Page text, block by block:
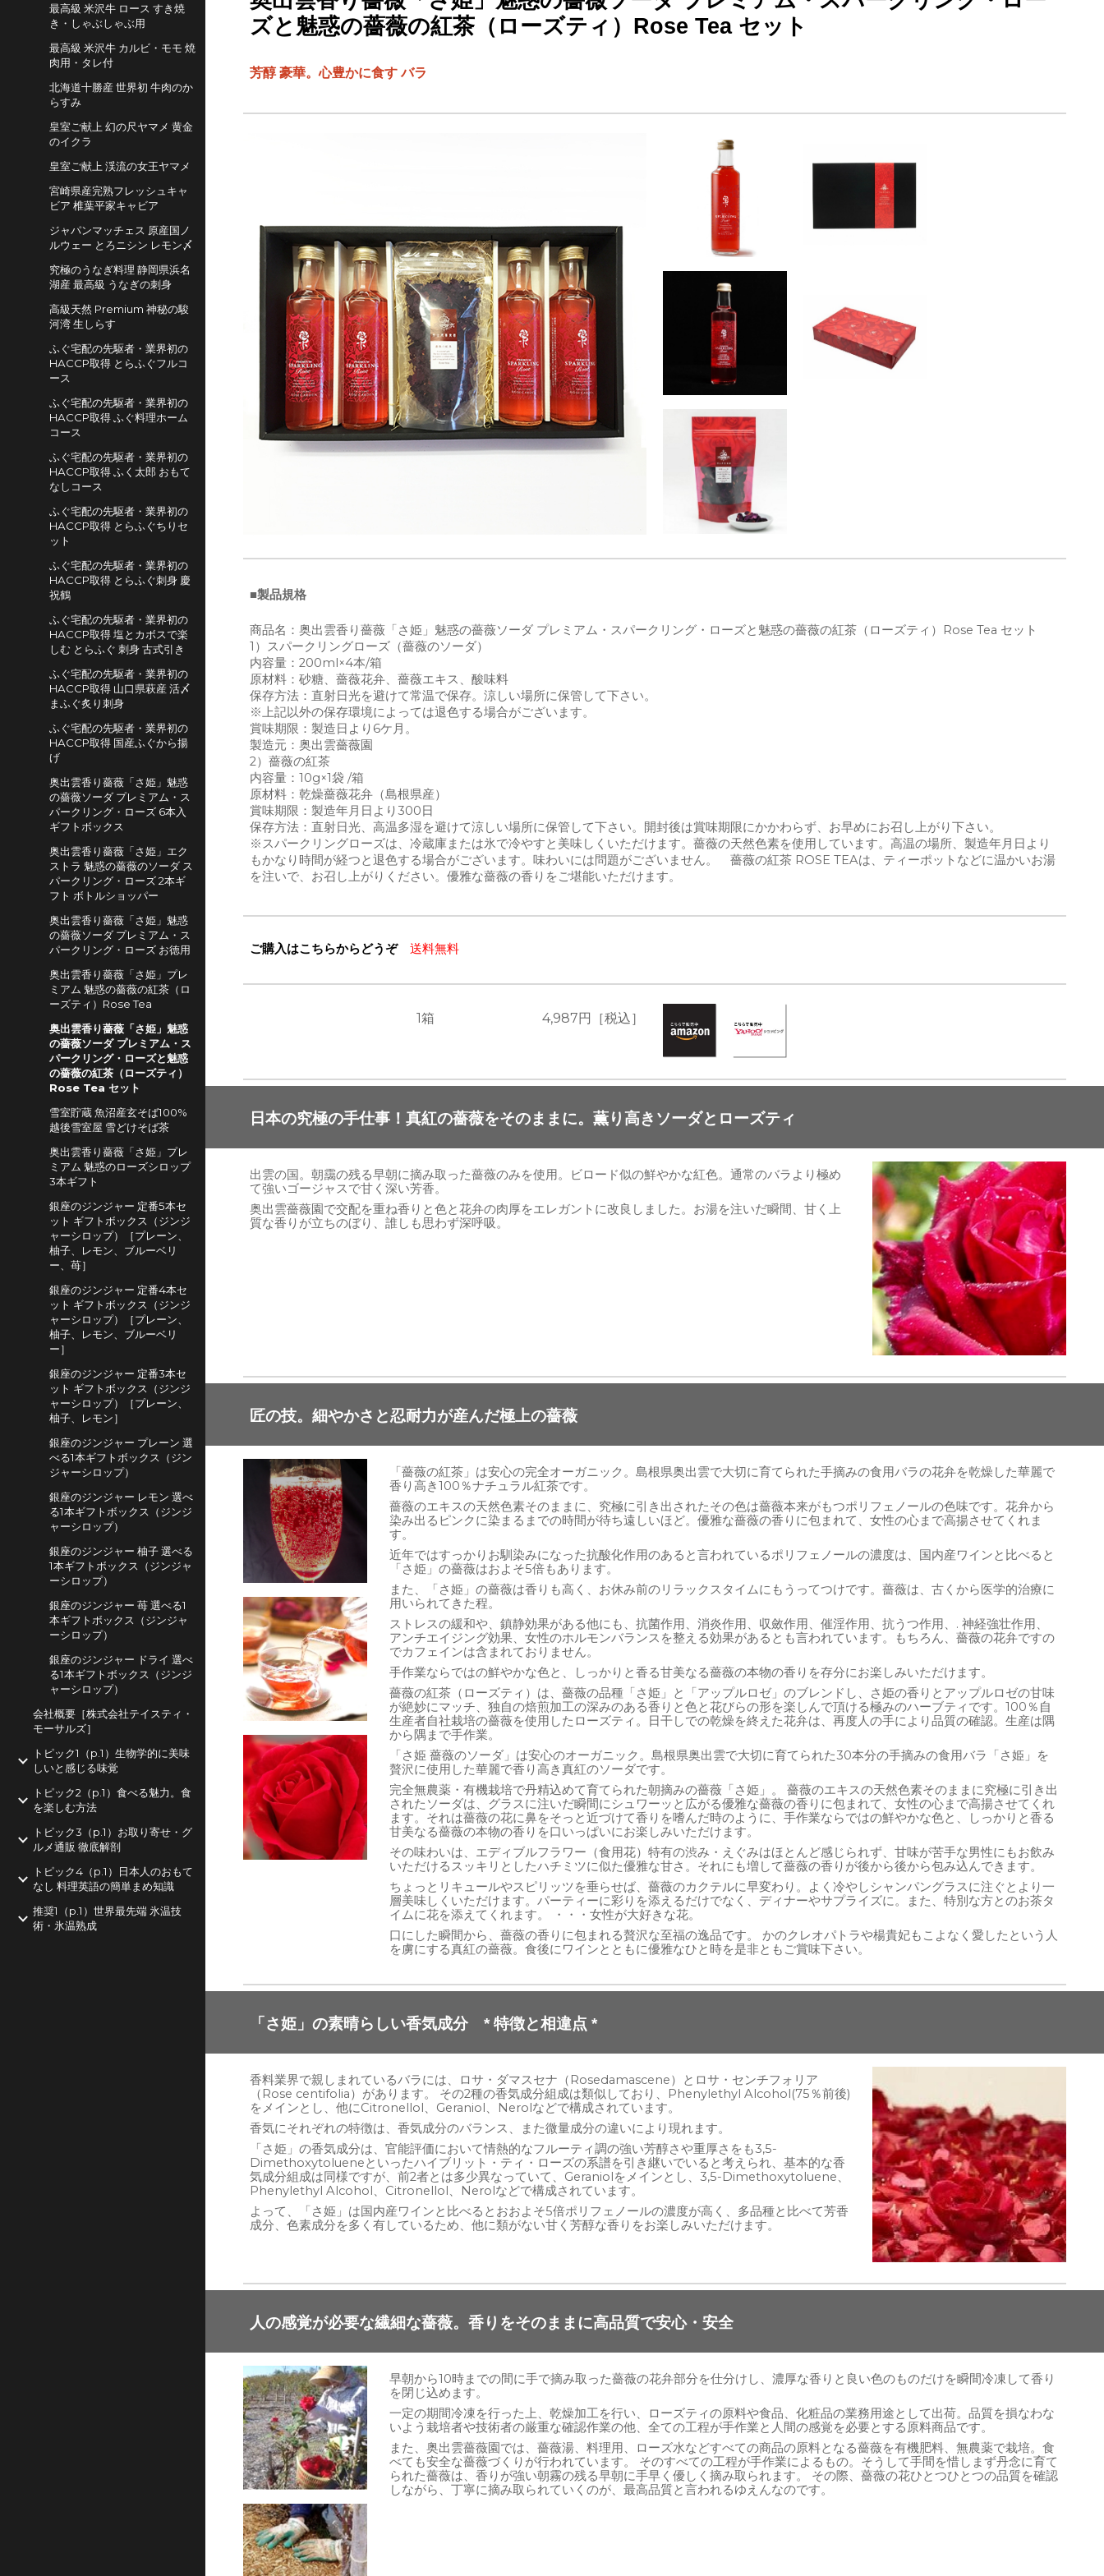
最高級 米沢牛 ロース すき焼
き・しゃぶしゃぶ用
最高級 米沢牛 カルビ・モモ 焼
肉用・タレ付
北海道十勝産 世界初 牛肉のか
らすみ
皇室ご献上 幻の尺ヤマメ 黄金
のイクラ
皇室ご献上 渓流の女王ヤマメ
宮崎県産完熟フレッシュキャ
ビア 椎葉平家キャビア
ジャパンマッチェス 原産国ノ
ルウェー とろニシン レモン〆
究極のうなぎ料理 静岡県浜名
湖産 最高級 うなぎの刺身
高級天然 Premium 神秘の駿
河湾 生しらす
ふぐ宅配の先駆者・業界初の
HACCP取得 とらふぐフルコ
ース
ふぐ宅配の先駆者・業界初の
HACCP取得 ふぐ料理ホーム
コース
ふぐ宅配の先駆者・業界初の
HACCP取得 ふく太郎 おもて
なしコース
ふぐ宅配の先駆者・業界初の
HACCP取得 とらふぐちりセ
ット
ふぐ宅配の先駆者・業界初の
HACCP取得 とらふぐ刺身 慶
祝鶴
ふぐ宅配の先駆者・業界初の
HACCP取得 塩とカボスで楽
しむ とらふぐ 刺身 古式引き
ふぐ宅配の先駆者・業界初の
HACCP取得 山口県萩産 活〆
まふぐ炙り刺身
ふぐ宅配の先駆者・業界初の
HACCP取得 国産ふぐから揚
げ
奥出雲香り薔薇「さ姫」魅惑
の薔薇ソーダ プレミアム・ス
パークリング・ローズ 6本入
ギフトボックス
奥出雲香り薔薇「さ姫」エク
ストラ 魅惑の薔薇のソーダ ス
パークリング・ローズ 2本ギ
フト ボトルショッパー
奥出雲香り薔薇「さ姫」魅惑
の薔薇ソーダ プレミアム・ス
パークリング・ローズ お徳用
奥出雲香り薔薇「さ姫」プレ
ミアム 魅惑の薔薇の紅茶（ロ
ーズティ）Rose Tea
奥出雲香り薔薇「さ姫」魅惑
の薔薇ソーダ プレミアム・ス
パークリング・ローズと魅惑
の薔薇の紅茶（ローズティ）
Rose Tea セット
雪室貯蔵 魚沼産玄そば100%
越後雪室屋 雪どけそば茶
奥出雲香り薔薇「さ姫」プレ
ミアム 魅惑のローズシロップ
3本ギフト
銀座のジンジャー 定番5本セ
ット ギフトボックス（ジンジ
ャーシロップ）［プレーン、
柚子、レモン、ブルーベリ
ー、苺］
銀座のジンジャー 定番4本セ
ット ギフトボックス（ジンジ
ャーシロップ）［プレーン、
柚子、レモン、ブルーベリ
ー］
銀座のジンジャー 定番3本セ
ット ギフトボックス（ジンジ
ャーシロップ）［プレーン、
柚子、レモン］
銀座のジンジャー プレーン 選
べる1本ギフトボックス（ジン
ジャーシロップ）
銀座のジンジャー レモン 選べ
る1本ギフトボックス（ジンジ
ャーシロップ）
銀座のジンジャー 柚子 選べる
1本ギフトボックス（ジンジャ
ーシロップ）
銀座のジンジャー 苺 選べる1
本ギフトボックス（ジンジャ
ーシロップ）
銀座のジンジャー ドライ 選べ
る1本ギフトボックス（ジンジ
ャーシロップ）
会社概要［株式会社テイスティ・
モーサルズ］
トピック1（p.1）生物学的に美味
しいと感じる味覚
トピック2（p.1）食べる魅力。食
を楽しむ方法
トピック3（p.1）お取り寄せ・グ
ルメ通販 徹底解剖
トピック4（p.1）日本人のおもて
なし 料理英語の簡単まめ知識
推奨1（p.1）世界最先端 氷温技
術・氷温熟成
ズと魅惑の薔薇の紅茶（ローズティ）Rose Tea セット
芳醇 豪華。心豊かに食す バラ
■製品規格
商品名： 奥出雲香り薔薇「さ姫」魅惑の薔薇ソーダ プレミアム・スパークリング・ローズと魅惑の薔薇の紅茶（ローズティ）Rose Tea セット
1）スパークリングローズ（薔薇のソーダ）
内容量：200ml×4本/箱
原材料：砂糖、薔薇花弁、薔薇エキス、酸味料
保存方法：直射日光を避けて常温で保存。涼しい場所に保管して下さい。
※上記以外の保存環境によっては退色する場合がございます。
賞味期限：製造日より6ケ月。
製造元：奥出雲薔薇園
2）薔薇の紅茶
内容量：10g×1袋 /箱
原材料：乾燥薔薇花弁（島根県産）
賞味期限：製造年月日より300日
保存方法：直射日光、高温多湿を避けて涼しい場所に保管して下さい。開封後は賞味期限にかかわらず、お早めにお召し上がり下さい。
※スパークリングローズは、冷蔵庫または氷で冷やすと美味しくいただけます。薔薇の天然色素を使用しています。高温の場所、製造年月日より
もかなり時間が経つと退色する場合がございます。味わいには問題がございません。 薔薇の紅茶 ROSE TEAは、ティーポットなどに温かいお湯
を注いで、お召し上がりください。優雅な薔薇の香りをご堪能いただけます。
ご購入はこちらからどうぞ 送料無料
1箱 4,987円［税込］
日本の究極の手仕事！真紅の薔薇をそのままに。薫り高きソーダとローズティ
出雲の国。朝靄の残る早朝に摘み取った薔薇のみを使用。ビロード似の鮮やかな紅色。通常のバラより極め
て強いゴージャスで甘く深い芳香。
奥出雲薔薇園で交配を重ね香りと色と花弁の肉厚をエレガントに改良しました。お湯を注いだ瞬間、甘く上
質な香りが立ちのぼり、誰しも思わず深呼吸。
匠の技。細やかさと忍耐力が産んだ極上の薔薇
「薔薇の紅茶」は安心の完全オーガニック。島根県奥出雲で大切に育てられた手摘みの食用バラの花弁を乾燥した華麗で
香り高き100％ナチュラル紅茶です。
薔薇のエキスの天然色素そのままに、究極に引き出されたその色は薔薇本来がもつポリフェノールの色味です。花弁から
染み出るピンクに染まるまでの時間が待ち遠しいほど。優雅な薔薇の香りに包まれて、女性の心まで高揚させてくれま
す。
近年ではすっかりお馴染みになった抗酸化作用のあると言われているポリフェノールの濃度は、国内産ワインと比べると
「さ姫」の薔薇はおよそ5倍もあります。
また、「さ姫」の薔薇は香りも高く、お休み前のリラックスタイムにもうってつけです。薔薇は、古くから医学的治療に
用いられてきた程。
ストレスの緩和や、鎮静効果がある他にも、抗菌作用、消炎作用、収斂作用、催淫作用、抗うつ作用、. 神経強壮作用、
アンチエイジング効果、女性のホルモンバランスを整える効果があるとも言われています。もちろん、薔薇の花弁ですの
でカフェインは含まれておりません。
手作業ならではの鮮やかな色と、しっかりと香る甘美なる薔薇の本物の香りを存分にお楽しみいただけます。
薔薇の紅茶（ローズティ）は、薔薇の品種「さ姫」と「アップルロゼ」のブレンドし、さ姫の香りとアップルロゼの甘味
が絶妙にマッチ、独自の焙煎加工の深みのある香りと色と花びらの形を楽しんで頂ける極みのハーブティです。100％自
生産者自社栽培の薔薇を使用したローズティ。日干しでの乾燥を終えた花弁は、再度人の手により品質の確認。生産は隅
から隅まで手作業。
「さ姫 薔薇のソーダ」は安心のオーガニック。島根県奥出雲で大切に育てられた30本分の手摘みの食用バラ「さ姫」を
贅沢に使用した華麗で香り高き真紅のソーダです。
完全無農薬・有機栽培で丹精込めて育てられた朝摘みの薔薇「さ姫」。 薔薇のエキスの天然色素そのままに究極に引き出
されたソーダは、グラスに注いだ瞬間にシュワーッと広がる優雅な薔薇の香りに包まれて、女性の心まで高揚させてくれ
ます。それは薔薇の花に鼻をそっと近づけて香りを嗜んだ時のように、手作業ならではの鮮やかな色と、しっかりと香る
甘美なる薔薇の本物の香りを口いっぱいにお楽しみいただけます。
その味わいは、エディブルフラワー（食用花）特有の渋み・えぐみはほとんど感じられず、甘味が苦手な男性にもお飲み
いただけるスッキリとしたハチミツに似た優雅な甘さ。それにも増して薔薇の香りが後から後から包み込んできます。
ちょっとリキュールやスピリッツを垂らせば、薔薇のカクテルに早変わり。よく冷やしシャンパングラスに注ぐとより一
層美味しくいただけます。パーティーに彩りを添えるだけでなく、ディナーやサプライズに。また、特別な方とのお茶タ
イムに花を添えてくれます。 ・・・女性が大好きな花。
口にした瞬間から、薔薇の香りに包まれる贅沢な至福の逸品です。 かのクレオパトラや楊貴妃もこよなく愛したという人
を虜にする真紅の薔薇。食後にワインとともに優雅なひと時を是非ともご賞味下さい。
「さ姫」の素晴らしい香気成分 * 特徴と相違点 *
香料業界で親しまれているバラには、ロサ・ダマスセナ（Rosedamascene）とロサ・センチフォリア
（Rose centifolia）があります。 その2種の香気成分組成は類似しており、Phenylethyl Alcohol(75％前後)
をメインとし、他にCitronellol、Geraniol、Nerolなどで構成されています。
香気にそれぞれの特徴は、香気成分のバランス、また微量成分の違いにより現れます。
「さ姫」の香気成分は、官能評価において情熱的なフルーティ調の強い芳醇さや重厚さをも3,5-
Dimethoxytolueneといったハイブリット・ティ・ローズの系譜を引き継いでいると考えられ、基本的な香
気成分組成は同様ですが、前2者とは多少異なっていて、Geraniolをメインとし、3,5-Dimethoxytoluene、
Phenylethyl Alcohol、Citronellol、Nerolなどで構成されています。
よって、「さ姫」は国内産ワインと比べるとおおよそ5倍ポリフェノールの濃度が高く、多品種と比べて芳香
成分、色素成分を多く有しているため、他に類がない甘く芳醇な香りをお楽しみいただけます。
人の感覚が必要な繊細な薔薇。香りをそのままに高品質で安心・安全
早朝から10時までの間に手で摘み取った薔薇の花弁部分を仕分けし、濃厚な香りと良い色のものだけを瞬間冷凍して香り
を閉じ込めます。
一定の期間冷凍を行った上、乾燥加工を行い、ローズティの原料や食品、化粧品の業務用途として出荷。品質を損なわな
いよう栽培者や技術者の厳重な確認作業の他、全ての工程が手作業と人間の感覚を必要とする原料商品です。
また、奥出雲薔薇園では、薔薇湯、料理用、ローズ水などすべての商品の原料となる薔薇を有機肥料、無農薬で栽培。食
べても安全な薔薇づくりが行われています。 そのすべての工程が手作業によるもの。そうして手間を惜しまず丹念に育て
られた薔薇は、香りが強い朝霧の残る早朝に手早く優しく摘み取られます。 その際、薔薇の花ひとつひとつの品質を確認
しながら、丁寧に摘み取られていくのが、最高品質と言われるゆえんなのです。